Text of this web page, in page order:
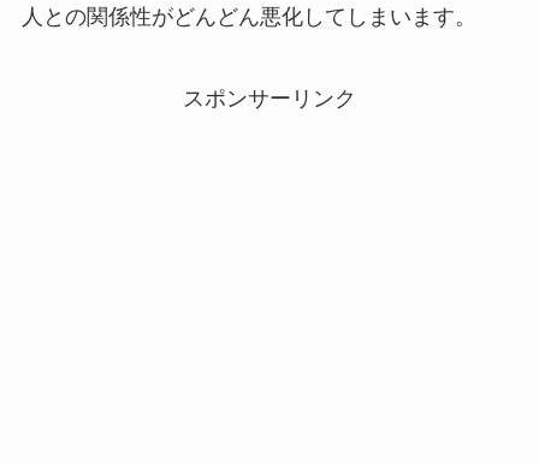
人との関係性がどんどん悪化してしまいます。
スポンサーリンク